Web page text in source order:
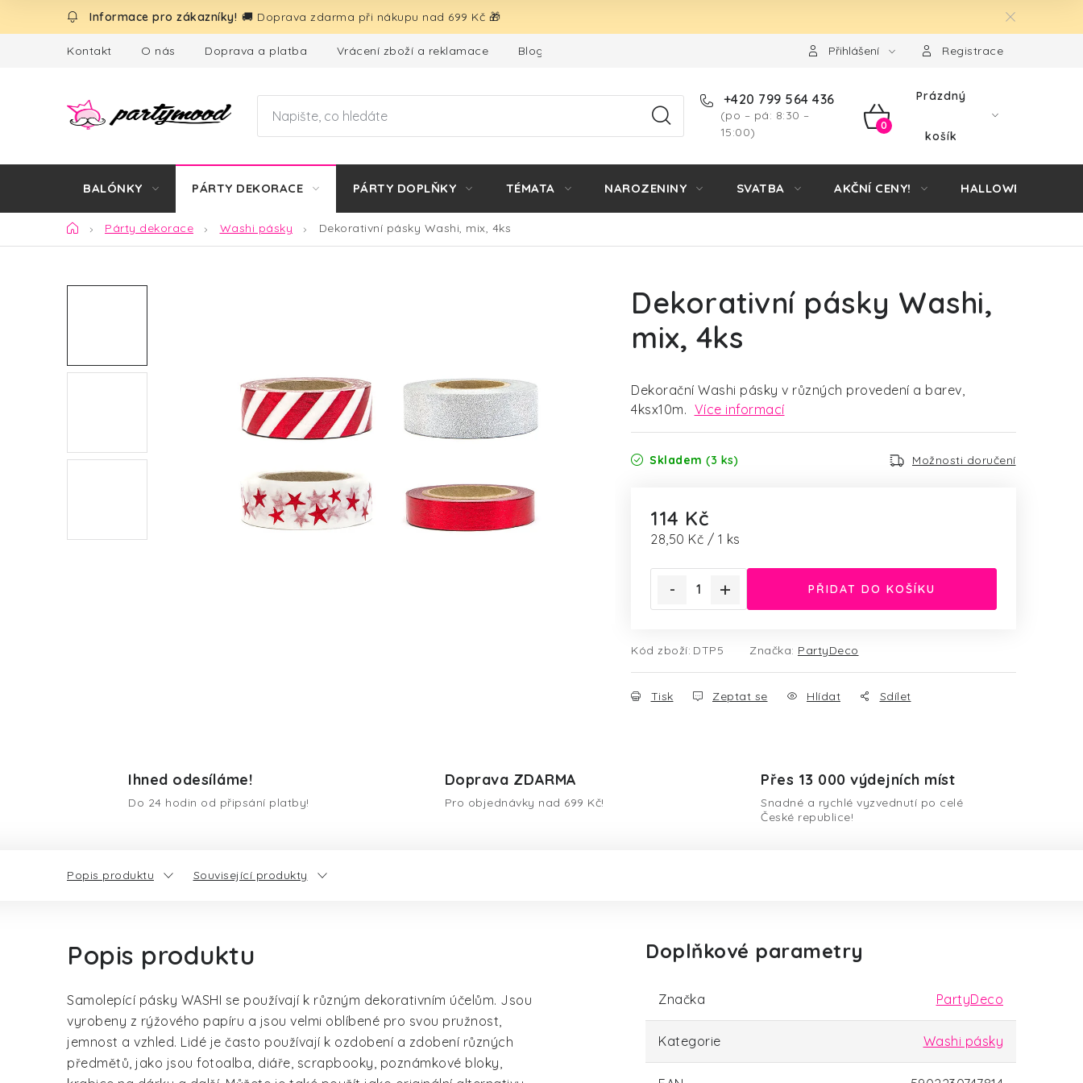
🚚 Doprava zdarma při nákupu nad 699 Kč 🎁
Kontakt O nás Doprava a platba Vrácení zboží a reklamace Blog Přihlášení Registrace
+420 799 564 436
(po – pá: 8:30 –
15:00)
NÁKUPNÍ
Prázdný
košík
BALÓNKY PÁRTY DEKORACE PÁRTY DOPLŇKY TÉMATA NAROZENINY SVATBA AKČNÍ CENY! HALLOWEEN
DomůPárty dekorace Washi pásky Dekorativní pásky Washi, mix, 4ks
Dekorativní pásky Washi,
mix, 4ks
Dekorační Washi pásky v různých provedení a barev,
4ksx10m. Více informací
Skladem (3 ks) Možnosti doručení
114 Kč
Měrná cena:
28,50 Kč / 1 ks
PŘIDAT DO KOŠÍKU
Kód zboží: DTP5 Značka: PartyDeco
Tisk Zeptat se Hlídat Sdílet
Ihned odesíláme!
Do 24 hodin od připsání platby!
Doprava ZDARMA
Pro objednávky nad 699 Kč!
Přes 13 000 výdejních míst
Snadné a rychlé vyzvednutí po celé
České republice!
Popis produktu Související produkty
Popis produktu
Samolepící pásky WASHI se používají k různým dekorativním účelům. Jsou
vyrobeny z rýžového papíru a jsou velmi oblíbené pro svou pružnost,
jemnost a vzhled. Lidé je často používají k ozdobení a zdobení různých
předmětů, jako jsou fotoalba, diáře, scrapbooky, poznámkové bloky,
Doplňkové parametry
Značka PartyDeco
Kategorie Washi pásky